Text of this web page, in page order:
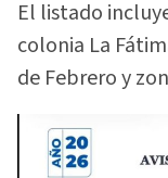
El listado
colonia La
de Febrero y